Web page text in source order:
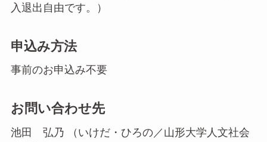
入退出自由です。）
申込み方法
事前のお申込み不要
お問い合わせ先
池田 弘乃 （いけだ・ひろの／山形大学人文社会